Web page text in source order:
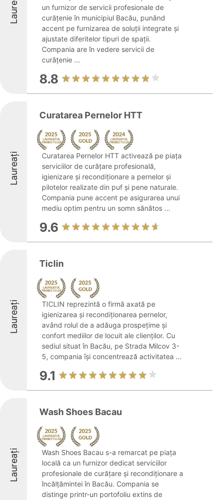
Laureați
un furnizor de servicii profesionale de
curățenie în municipiul Bacău, punând
accent pe furnizarea de soluții integrate și
ajustate diferitelor tipuri de spații.
Compania are în vedere servicii de
curățenie ...
8.8
Laureați
Curatarea Pernelor HTT
Curatarea Pernelor HTT activează pe piața
serviciilor de curățare profesională,
igienizare și recondiționare a pernelor și
pilotelor realizate din puf și pene naturale.
Compania pune accent pe asigurarea unui
mediu optim pentru un somn sănătos ...
9.6
Laureați
Ticlin
TICLIN reprezintă o firmă axată pe
igienizarea și recondiționarea pernelor,
având rolul de a adăuga prospețime și
confort mediilor de locuit ale clienților. Cu
sediul situat în Bacău, pe Strada Milcov 3-
5, compania își concentrează activitatea ...
9.1
Laureați
Wash Shoes Bacau
Wash Shoes Bacau s-a remarcat pe piața
locală ca un furnizor dedicat serviciilor
profesionale de curățare și recondiționare a
încălțămintei în Bacău. Compania se
distinge printr-un portofoliu extins de